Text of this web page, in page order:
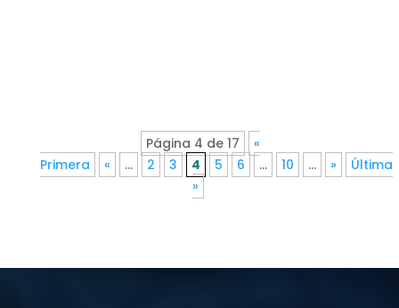
Página 4 de 17
«
Primera
« ... 2 3 4 5 6 ... 10 ... »
Última
»